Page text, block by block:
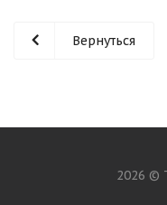
Вернуться
2026 ©